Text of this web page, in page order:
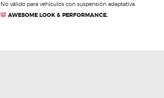
No válido para vehículos con suspensión adaptativa.
AWESOME LOOK & PERFORMANCE.